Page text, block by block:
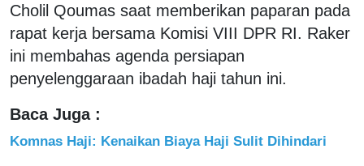
Cholil Qoumas saat memberikan paparan pada
rapat kerja bersama Komisi VIII DPR RI. Raker
ini membahas agenda persiapan
penyelenggaraan ibadah haji tahun ini.
Baca Juga :
Komnas Haji: Kenaikan Biaya Haji Sulit Dihindari